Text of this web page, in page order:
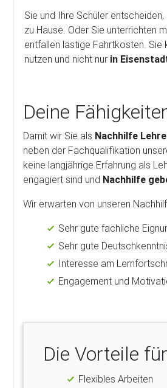
Sie und Ihre Schüler
zu Hause. Oder Sie unterrichten
entfallen lästige Fahrtkosten.
nutzen und nicht nur in
Deine
Damit wir Sie als Nachhilfe
neben der Fachqualifikation
keine langjährige Erfahrung als
engagiert sind und Nachhilfe
Wir erwarten von unseren
Sehr gute fachliche
Sehr gute
Interesse am
Engagement und
Die Vorteile
Flexibles Arbeiten